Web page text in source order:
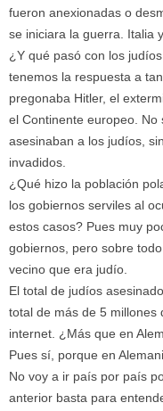
fueron anexionadas o
se iniciara la guerra. Italia
¿Y qué pasó con los
tenemos la respuesta a
pregonaba Hitler, el
el Continente europeo.
asesinaban a los judíos,
invadidos.
¿Qué hizo la población
los gobiernos serviles al
estos casos? Pues muy
gobiernos, pero sobre
vecino que era judío.
El total de judíos
total de más de 5 millones
internet. ¿Más que en
Pues sí, porque en
No voy a ir país por país
anterior basta para